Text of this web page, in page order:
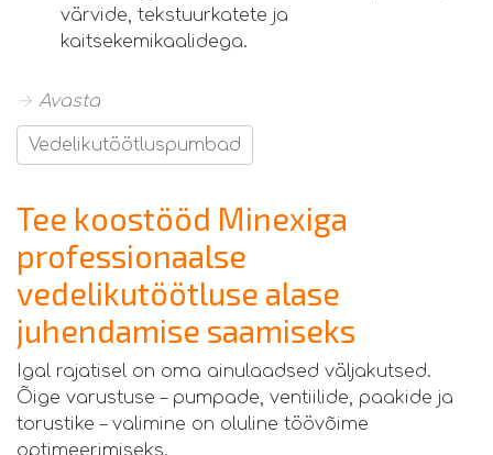
värvide, tekstuurkatete ja
kaitsekemikaalidega.
→ Avasta
Vedelikutöötluspumbad
Tee koostööd Minexiga
professionaalse
vedelikutöötluse alase
juhendamise saamiseks
Igal rajatisel on oma ainulaadsed väljakutsed.
Õige varustuse – pumpade, ventiilide, paakide ja
torustike – valimine on oluline töövõime
optimeerimiseks.